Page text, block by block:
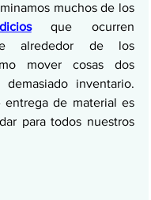
que ocurren
alrededor de los
mover cosas dos
inventario.
entrega de material es
para todos nuestros